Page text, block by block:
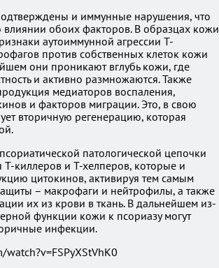
и иммунные нарушения, что
влиянии обоих факторов. В образцах кожи
аутоиммунной агрессии Т-
против собственных клеток кожи
они проникают вглубь кожи, где
и активно размножаются. Также
медиаторов воспаления,
и факторов миграции. Это, в свою
вторичную регенерацию, которая
патологической цепочки
Т-киллеров и Т-хелперов, которые и
цитокинов, активируя тем самым
– макрофаги и нейтрофилы, а также
их из крови в ткань. В дальнейшем из-
функции кожи к псориазу могут
инфекции.